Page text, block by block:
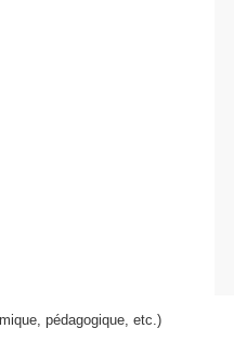
pédagogique, etc.)